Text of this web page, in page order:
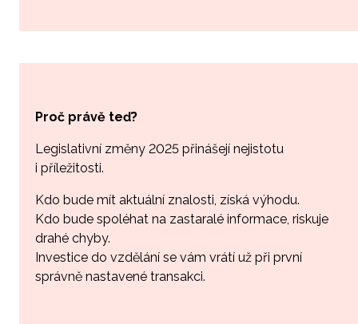
Proč právě teď?
Legislativní změny 2025 přinášejí nejistotu
i příležitosti.
Kdo bude mít aktuální znalosti, získá výhodu.
Kdo bude spoléhat na zastaralé informace, riskuje
drahé chyby.
Investice do vzdělání se vám vrátí už při první
správně nastavené transakci.